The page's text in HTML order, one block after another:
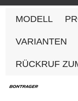
MODELL
VARIANTEN
RÜCKRUF